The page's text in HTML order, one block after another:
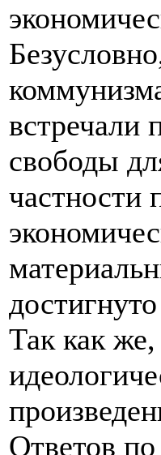
встречали
свободы
частности
Так как
Ответов